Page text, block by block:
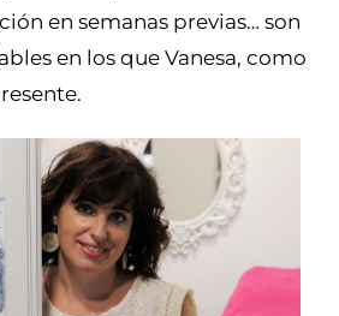
en semanas previas… son
en los que Vanesa, como